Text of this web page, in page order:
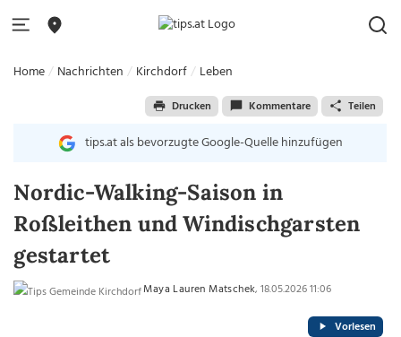
Home Nachrichten Kirchdorf Leben
Drucken Kommentare Teilen
tips.at als bevorzugte Google-Quelle hinzufügen
Nordic-Walking-Saison in
Roßleithen und Windischgarsten
gestartet
Maya Lauren Matschek, 18.05.2026 11:06
Vorlesen